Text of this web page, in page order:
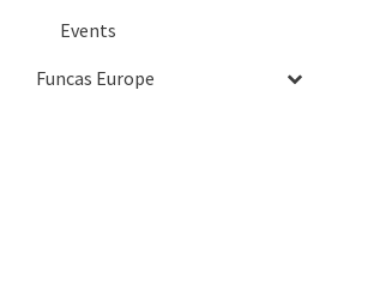
Events
Funcas Europe